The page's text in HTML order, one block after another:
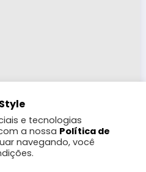
Eventos e Feiras
e tecnologias
a nossa Política de
navegando, você